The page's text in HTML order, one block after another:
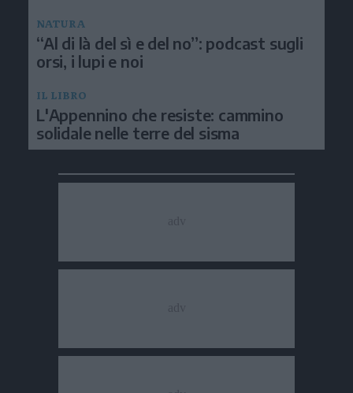
NATURA
“Al di là del sì e del no”: podcast sugli
orsi, i lupi e noi
IL LIBRO
L'Appennino che resiste: cammino
solidale nelle terre del sisma